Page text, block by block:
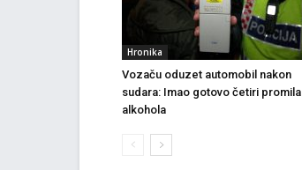
Hronika
Vozaču oduzet automobil nakon
sudara: Imao gotovo četiri promila
alkohola